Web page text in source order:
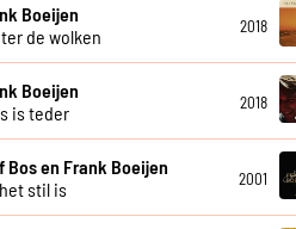
Boeijen
de wolken
2018
Boeijen
is teder
2018
Bos en Frank Boeijen
stil is
2001